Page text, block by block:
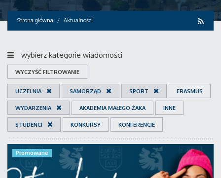
Strona główna Aktualności
wybierz kategorie wiadomości
WYCZYŚĆ FILTROWANIE
UCZELNIA SAMORZĄD SPORT ERASMUS
WYDARZENIA AKADEMIA MAŁEGO ŻAKA INNE
STUDENCI KONKURSY KONFERENCJE
Promowane